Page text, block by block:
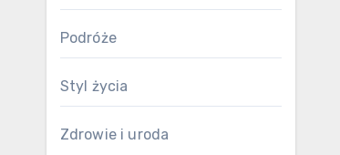
Podróże
Styl życia
Zdrowie i uroda